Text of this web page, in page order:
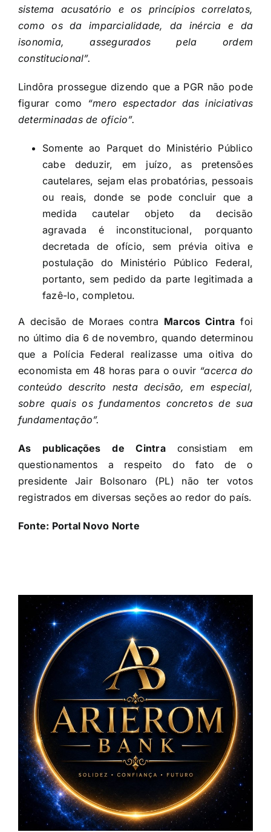
sistema acusatório e os princípios correlatos,
como os da imparcialidade, da inércia e da
isonomia, assegurados pela ordem
constitucional”.
Lindôra prossegue dizendo que a PGR não pode
figurar como “mero espectador das iniciativas
determinadas de ofício”.
Somente ao Parquet do Ministério Público
cabe deduzir, em juízo, as pretensões
cautelares, sejam elas probatórias, pessoais
ou reais, donde se pode concluir que a
medida cautelar objeto da decisão
agravada é inconstitucional, porquanto
decretada de ofício, sem prévia oitiva e
postulação do Ministério Público Federal,
portanto, sem pedido da parte legitimada a
fazê-lo, completou.
A decisão de Moraes contra Marcos Cintra foi
no último dia 6 de novembro, quando determinou
que a Polícia Federal realizasse uma oitiva do
economista em 48 horas para o ouvir “acerca do
conteúdo descrito nesta decisão, em especial,
sobre quais os fundamentos concretos de sua
fundamentação”.
As publicações de Cintra
consistiam em
questionamentos a respeito do fato de o
presidente Jair Bolsonaro (PL) não ter votos
registrados em diversas seções ao redor do país.
Fonte: Portal Novo Norte